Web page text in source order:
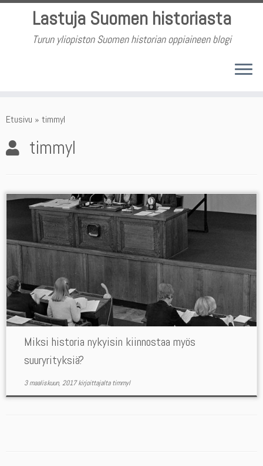
Skip
Lastuja Suomen historiasta
Turun yliopiston Suomen historian oppiaineen blogi
Etusivu » timmyl
timmyl
Miksi historia nykyisin kiinnostaa myös
suuryrityksiä?
3 maaliskuun, 2017 kirjoittajaltatimmyl